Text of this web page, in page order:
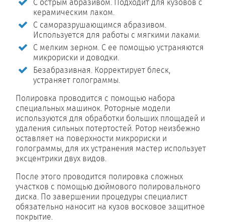
С острым абразивом. Подходит для кузовов с
керамическим лаком.
С саморазрушающимся абразивом.
Используется для работы с мягкими лаками.
С мелким зерном. С ее помощью устраняются
микрориски и доводки.
Безабразивная. Корректирует блеск,
устраняет голограммы.
Полировка проводится с помощью набора
специальных машинок. Роторные модели
используются для обработки больших площадей и
удаления сильных потертостей. Ротор неизбежно
оставляет на поверхности микрориски и
голограммы, для их устранения мастер использует
эксцентрики двух видов.
После этого проводится полировка сложных
участков с помощью дюймового полировального
диска. По завершении процедуры специалист
обязательно наносит на кузов восковое защитное
покрытие.